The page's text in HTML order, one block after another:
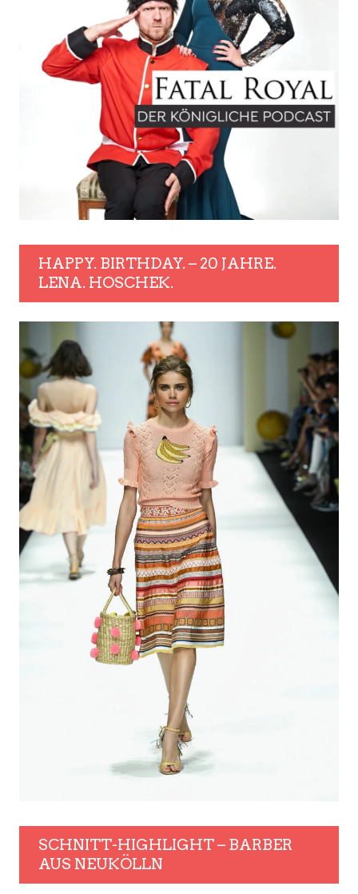
HAPPY. BIRTHDAY. – 20 JAHRE.
LENA. HOSCHEK.
SCHNITT-HIGHLIGHT – BARBER
AUS NEUKÖLLN